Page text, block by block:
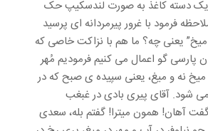
یک دسته کاغذ به صورت لندسکیپ حک
فرمود با غرور پیرمردانه ای پرسید
میخ” یعنی چه؟ ما هم با نزاکت خاصی که
پارسی گو اعمال می کنیم فرمودیم مُهر
میخ نه و میغ، یعنی سپیده ی صبح که در
شود. آقای پیری بادی در غبغب
آهان! همون میترا! گفتم بله، سعدی